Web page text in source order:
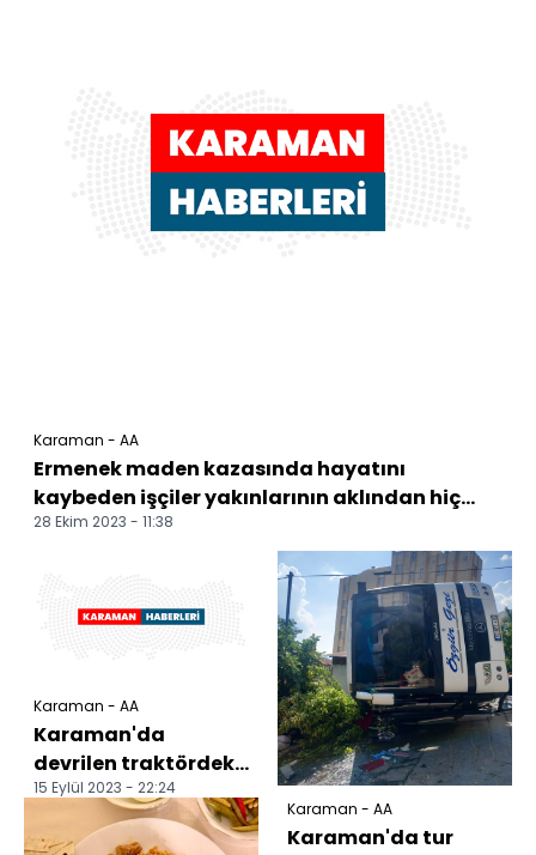
Karaman - AA
Ermenek maden kazasında hayatını
kaybeden işçiler yakınlarının aklından hiç...
28 Ekim 2023 - 11:38
Karaman - AA
Karaman'da
devrilen traktördeki
karı koca öldü,
torunları yaralandı
15 Eylül 2023 - 22:24
Karaman - AA
Karaman'da tur